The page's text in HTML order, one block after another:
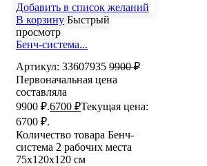
Добавить в список желаний
В корзину Быстрый
просмотр
Бенч-система...
Артикул: 33607935 9900₽
Первоначальная цена
составляла
9900 ₽.6700 ₽Текущая цена:
6700 ₽.
Количество товара Бенч-
система 2 рабочих места
75х120х120 см